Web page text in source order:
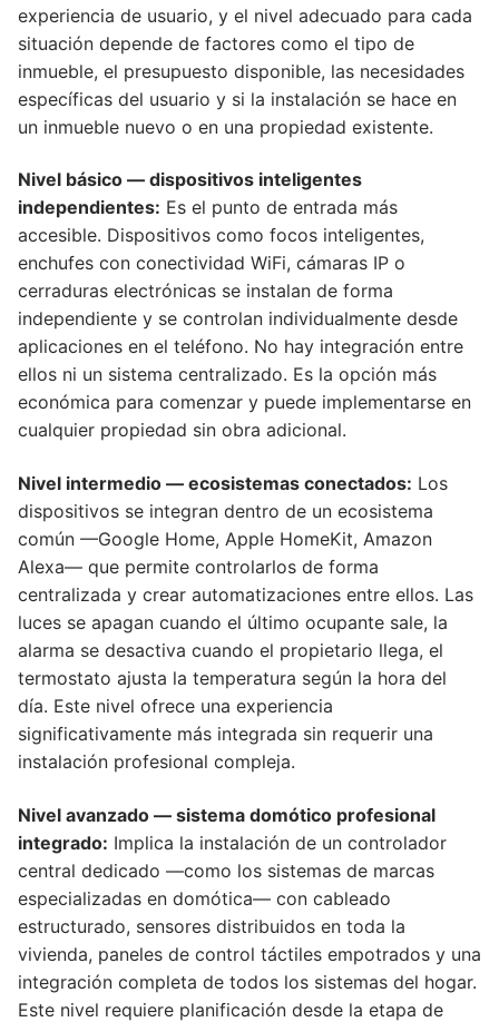
experiencia de usuario, y el nivel adecuado para cada
situación depende de factores como el tipo de
inmueble, el presupuesto disponible, las necesidades
específicas del usuario y si la instalación se hace en
un inmueble nuevo o en una propiedad existente.
Nivel básico — dispositivos inteligentes
independientes: Es el punto de entrada más
accesible. Dispositivos como focos inteligentes,
enchufes con conectividad WiFi, cámaras IP o
cerraduras electrónicas se instalan de forma
independiente y se controlan individualmente desde
aplicaciones en el teléfono. No hay integración entre
ellos ni un sistema centralizado. Es la opción más
económica para comenzar y puede implementarse en
cualquier propiedad sin obra adicional.
Nivel intermedio — ecosistemas conectados: Los
dispositivos se integran dentro de un ecosistema
común —Google Home, Apple HomeKit, Amazon
Alexa— que permite controlarlos de forma
centralizada y crear automatizaciones entre ellos. Las
luces se apagan cuando el último ocupante sale, la
alarma se desactiva cuando el propietario llega, el
termostato ajusta la temperatura según la hora del
día. Este nivel ofrece una experiencia
significativamente más integrada sin requerir una
instalación profesional compleja.
Nivel avanzado — sistema domótico profesional
integrado: Implica la instalación de un controlador
central dedicado —como los sistemas de marcas
especializadas en domótica— con cableado
estructurado, sensores distribuidos en toda la
vivienda, paneles de control táctiles empotrados y una
integración completa de todos los sistemas del hogar.
Este nivel requiere planificación desde la etapa de